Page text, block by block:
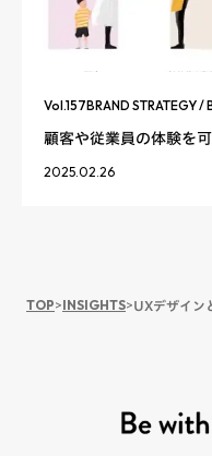
Vol.157BRAND STRATEGY /
顧客や従業員の体験を
2025.02.26
TOP>INSIGHTS> UXデザイン